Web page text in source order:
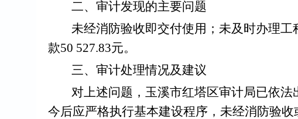
二、审计发现的主要问题
未经消防验收即交付使用 ； 未及时办理工
款50 527.83元。
三、审计处理情况及建议
对上述问题，玉溪市红塔区审计局已依
今后应严格执行基本建设程序， 未经消防验收